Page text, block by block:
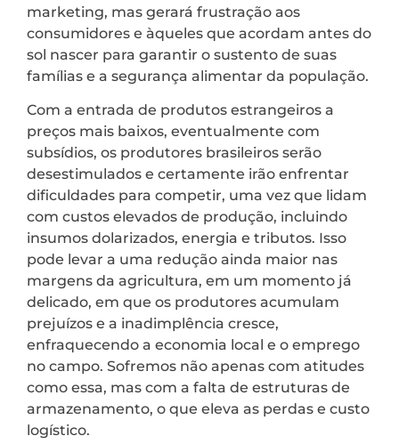
marketing, mas gerará frustração aos
consumidores e àqueles que acordam antes do
sol nascer para garantir o sustento de suas
famílias e a segurança alimentar da população.
Com a entrada de produtos estrangeiros a
preços mais baixos, eventualmente com
subsídios, os produtores brasileiros serão
desestimulados e certamente irão enfrentar
dificuldades para competir, uma vez que lidam
com custos elevados de produção, incluindo
insumos dolarizados, energia e tributos. Isso
pode levar a uma redução ainda maior nas
margens da agricultura, em um momento já
delicado, em que os produtores acumulam
prejuízos e a inadimplência cresce,
enfraquecendo a economia local e o emprego
no campo. Sofremos não apenas com atitudes
como essa, mas com a falta de estruturas de
armazenamento, o que eleva as perdas e custo
logístico.